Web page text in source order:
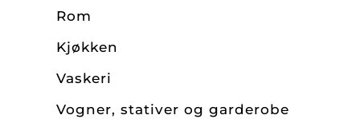
Rom
Kjøkken
Vaskeri
Vogner, stativer og garderobe